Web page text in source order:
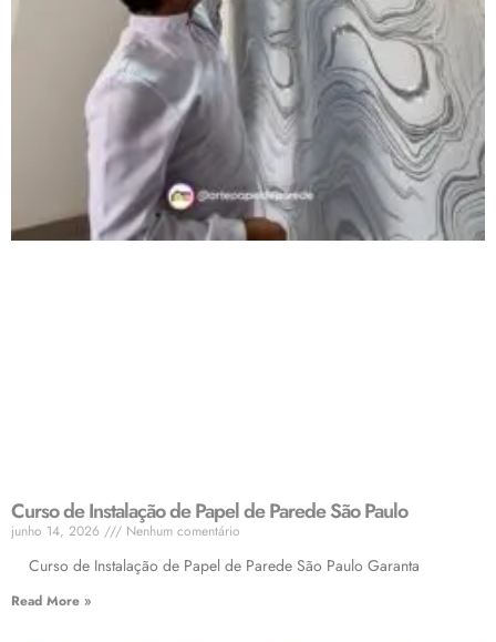
Curso de Instalação de Papel de Parede São Paulo
junho 14, 2026 Nenhum comentário
Curso de Instalação de Papel de Parede São Paulo Garanta
Read More »